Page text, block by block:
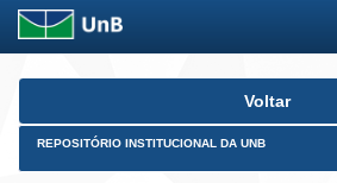
Skip
Voltar
REPOSITÓRIO INSTITUCIONAL DA UNB